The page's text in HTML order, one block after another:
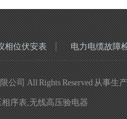
相位伏安表 电力电缆故障
公司 All Rights Reserved 从事
序表,无线高压验电器